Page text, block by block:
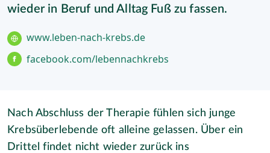
wieder in Beruf und Alltag Fuß zu fassen.
www.leben-nach-krebs.de
facebook.com/lebennachkrebs
Nach Abschluss der Therapie fühlen sich junge
Krebsüberlebende oft alleine gelassen. Über ein
Drittel findet nicht wieder zurück ins